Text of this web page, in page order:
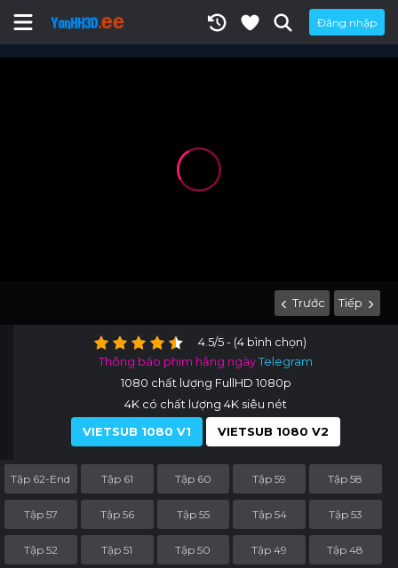
Đăng nhập
Trước Tiếp
4.5/5 - (4 bình chọn)
Thông báo phim hằng ngàyTelegram
1080 chất lượng FullHD 1080p
4K có chất lượng 4K siêu nét
VIETSUB 1080 V1
VIETSUB 1080 V2
Tập 62-End Tập 61 Tập 60 Tập 59 Tập 58
Tập 57 Tập 56 Tập 55 Tập 54 Tập 53
Tập 52 Tập 51 Tập 50 Tập 49 Tập 48